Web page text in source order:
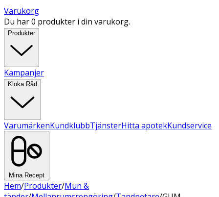
Varukorg
Du har 0 produkter i din varukorg.
Produkter
Kampanjer
Kloka Råd
VarumärkenKundklubbTjänsterHitta apotekKundservice
Mina Recept
Hem/Produkter/Mun &